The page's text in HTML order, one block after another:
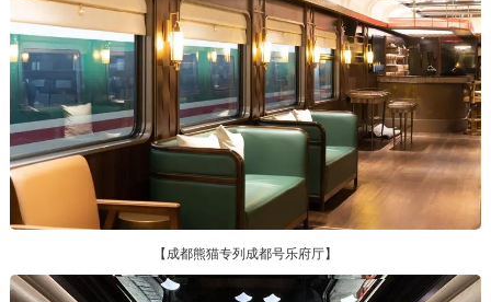
【成都熊猫专列成都号乐府厅】